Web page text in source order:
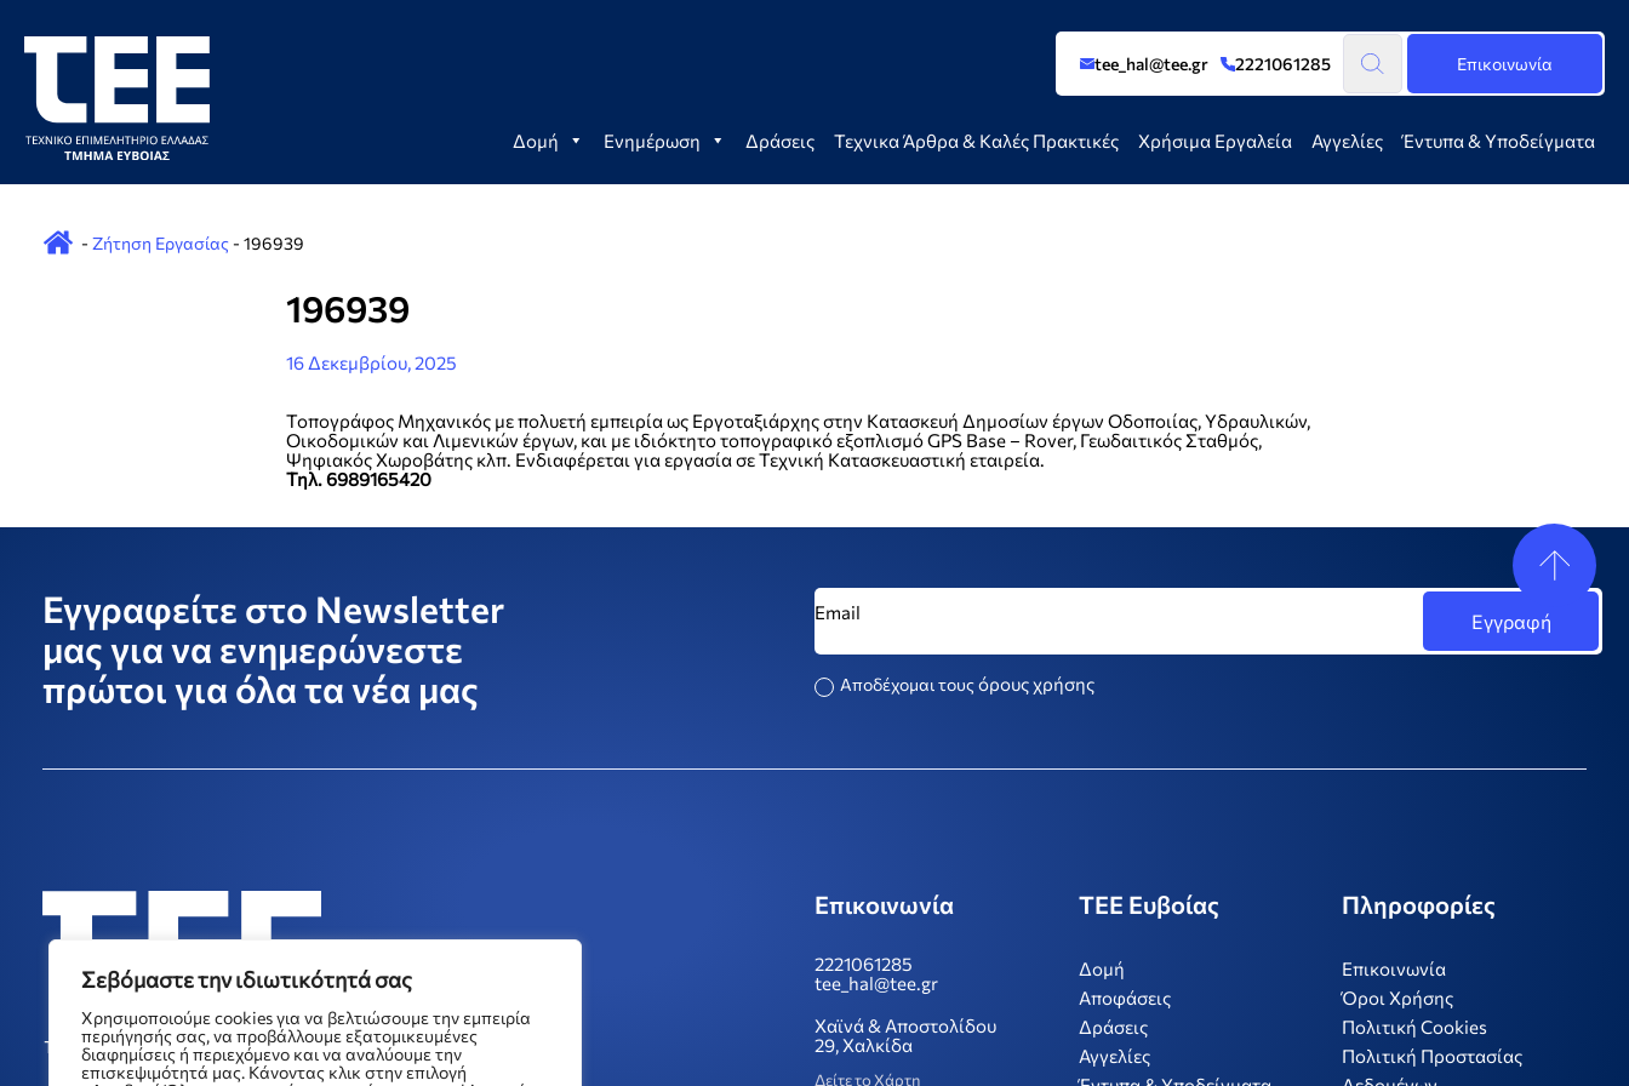
Σεβόμαστε την ιδιωτικότητά σας
Χρησιμοποιούμε cookies για να βελτιώσουμε την εμπειρία
περιήγησής σας, να προβάλλουμε εξατομικευμένες
διαφημίσεις ή περιεχόμενο και να αναλύουμε την
επισκεψιμότητά μας. Κάνοντας κλικ στην επιλογή
tee_hal@tee.gr 2221061285 Επικοινωνία
Δομή Ενημέρωση Δράσεις Τεχνικα Άρθρα & Καλές Πρακτικές Χρήσιμα Εργαλεία Αγγελίες Έντυπα & Υποδείγματα
- Ζήτηση Εργασίας - 196939
196939
16 Δεκεμβρίου, 2025
Τοπογράφος Μηχανικός με πολυετή εμπειρία ως Εργοταξιάρχης στην Κατασκευή Δημοσίων έργων Οδοποιίας, Υδραυλικών,
Οικοδομικών και Λιμενικών έργων, και με ιδιόκτητο τοπογραφικό εξοπλισμό GPS Base – Rover, Γεωδαιτικός Σταθμός,
Ψηφιακός Χωροβάτης κλπ. Ενδιαφέρεται για εργασία σε Τεχνική Κατασκευαστική εταιρεία.
Τηλ. 6989165420
Εγγραφείτε στο Newsletter
μας για να ενημερώνεστε
πρώτοι για όλα τα νέα μας
Αποδέχομαι τουςόρους χρήσης
Επικοινωνία
2221061285
tee_hal@tee.gr
Χαϊνά & Αποστολίδου
29, Χαλκίδα
Δείτε το Χάρτη
ΤΕΕ Ευβοίας
Δομή
Αποφάσεις
Δράσεις
Αγγελίες
Πληροφορίες
Επικοινωνία
Όροι Χρήσης
Πολιτική Cookies
Πολιτική Προστασίας